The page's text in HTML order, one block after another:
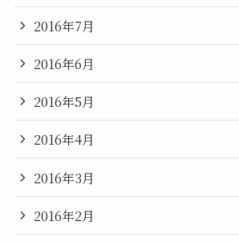
2016年7月
2016年6月
2016年5月
2016年4月
2016年3月
2016年2月